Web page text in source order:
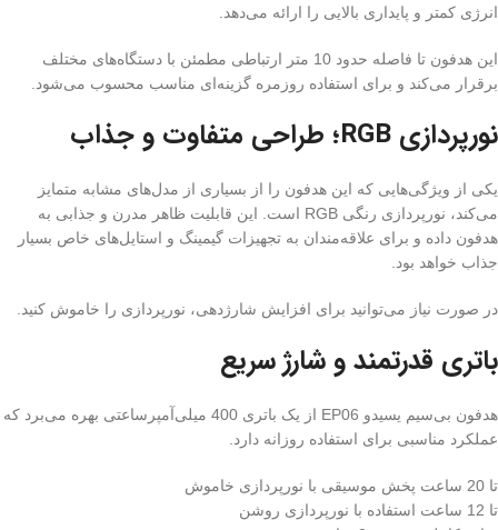
انرژی کمتر و پایداری بالایی را ارائه می‌دهد.
این هدفون تا فاصله حدود 10 متر ارتباطی مطمئن با دستگاه‌های مختلف
برقرار می‌کند و برای استفاده روزمره گزینه‌ای مناسب محسوب می‌شود.
نورپردازی RGB؛ طراحی متفاوت و جذاب
یکی از ویژگی‌هایی که این هدفون را از بسیاری از مدل‌های مشابه متمایز
می‌کند، نورپردازی رنگی RGB است. این قابلیت ظاهر مدرن و جذابی به
هدفون داده و برای علاقه‌مندان به تجهیزات گیمینگ و استایل‌های خاص بسیار
جذاب خواهد بود.
در صورت نیاز می‌توانید برای افزایش شارژدهی، نورپردازی را خاموش کنید.
باتری قدرتمند و شارژ سریع
هدفون بی‌سیم یسیدو EP06 از یک باتری 400 میلی‌آمپرساعتی بهره می‌برد که
عملکرد مناسبی برای استفاده روزانه دارد.
تا 20 ساعت پخش موسیقی با نورپردازی خاموش
تا 12 ساعت استفاده با نورپردازی روشن